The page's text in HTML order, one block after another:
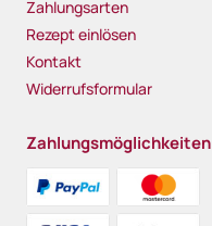
Zahlungsarten
Rezept einlösen
Kontakt
Widerrufsformular
Zahlungsmöglichkeiten